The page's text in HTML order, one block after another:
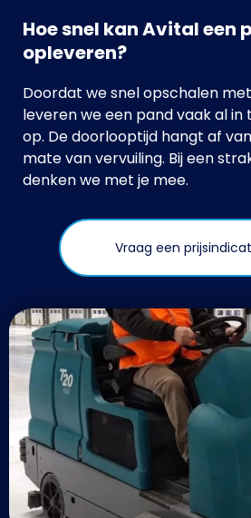
Hoe snel kan Avital een
opleveren?
Doordat we snel opschalen
leveren we een pand vaak al in
op. De doorlooptijd hangt af
mate van vervuiling. Bij een
denken we met je mee.
Vraag een